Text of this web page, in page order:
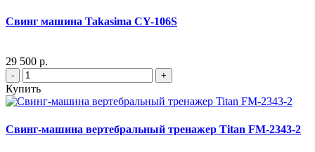
Свинг машина Takasima CY-106S
29 500 р.
- +
Купить
Свинг-машина вертебральный тренажер Titan FM-2343-2